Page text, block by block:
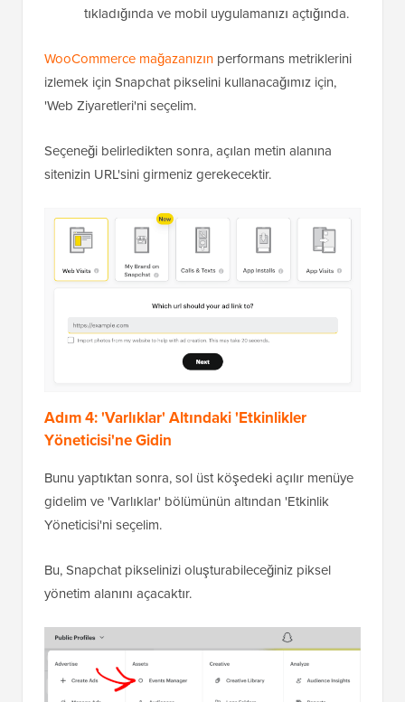
tıkladığında ve mobil uygulamanızı açtığında.
WooCommerce mağazanızın performans metriklerini
izlemek için Snapchat pikselini kullanacağımız için,
'Web Ziyaretleri'ni seçelim.
Seçeneği belirledikten sonra, açılan metin alanına
sitenizin URL'sini girmeniz gerekecektir.
Adım 4: 'Varlıklar' Altındaki 'Etkinlikler
Yöneticisi'ne Gidin
Bunu yaptıktan sonra, sol üst köşedeki açılır menüye
gidelim ve 'Varlıklar' bölümünün altından 'Etkinlik
Yöneticisi'ni seçelim.
Bu, Snapchat pikselinizi oluşturabileceğiniz piksel
yönetim alanını açacaktır.